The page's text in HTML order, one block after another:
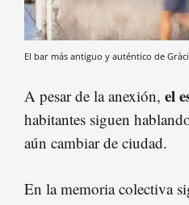
El bar más antiguo y auténtico de
A pesar de la anexión, el
habitantes siguen
aún cambiar de ciudad.
En la memoria colectiva